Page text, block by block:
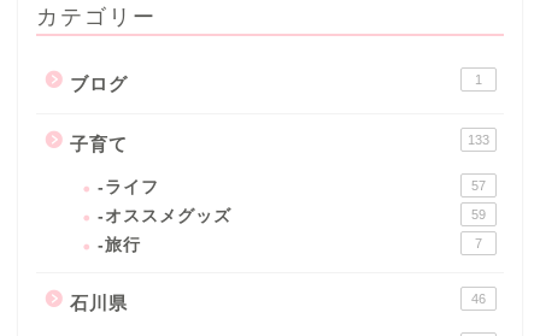
カテゴリー
ブログ 1
子育て 133
-ライフ 57
-オススメグッズ 59
-旅行 7
石川県 46